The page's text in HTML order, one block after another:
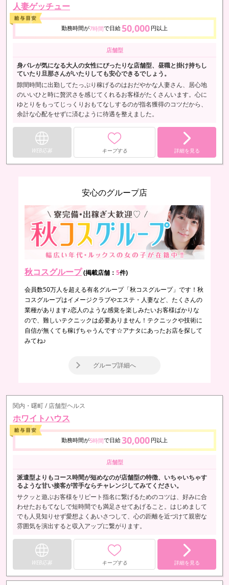
人妻ゲッチュー
勤務時間が7時間で日給 50,000 円以上
店舗型
身バレが気になる大人の女性にぴったりな店舗型、昼職と掛け持ちし
ていたり旦那さんがいたりしても安心できるでしょう。
隙間時間に出勤してたっぷり稼げるのはおだやかな人妻さん、居心地
のいいひと時に贅沢さを感じてくれるお客様がたくさんいます。心に
ゆとりをもってじっくりおもてなしするのが指名獲得のコツだから、
余計な心配をせずに済むように待遇を整えました。
WEB応募 キープする 詳細を見る
安心のグループ店
秋コスグループ(掲載店舗： 5件)
会員数50万人を超える有名グループ「秋コスグループ」です！秋
コスグループはイメージクラブやエステ・人妻など、たくさんの
業種があります♪恋人のような感覚を楽しみたいお客様ばかりな
ので、難しいテクニックは必要ありません！テクニックや技術に
自信が無くても稼げちゃうんです☆アナタにあったお店を探して
みてね♪
グループ詳細へ
関内・曙町 / 店舗型ヘルス
ホワイトハウス
勤務時間が5時間で日給30,000 円以上
店舗型
派遣型よりもコース時間が短めなのが店舗型の特徴、いちゃいちゃす
るような甘い接客が苦手ならチャレンジしてみてください。
サクッと遊ぶお客様をリピート指名に繋げるためのコツは、好みに合
わせたおもてなしで短時間でも満足させてあげること。はじめまして
でも人見知りせず愛想よくあいさつして、心の距離を近づけて親密な
雰囲気を演出すると収入アップに繋がります。
WEB応募 キープする 詳細を見る